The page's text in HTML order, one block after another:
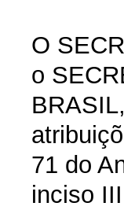
O
o
71 do
inciso